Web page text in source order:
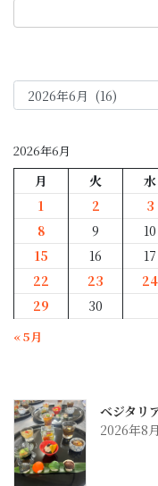
年
月
2026年6月
月 火 水
1
2 3
8
9 10
15
16 17
22
23 24
29
30
« 5月
ベジタリ
2026年8